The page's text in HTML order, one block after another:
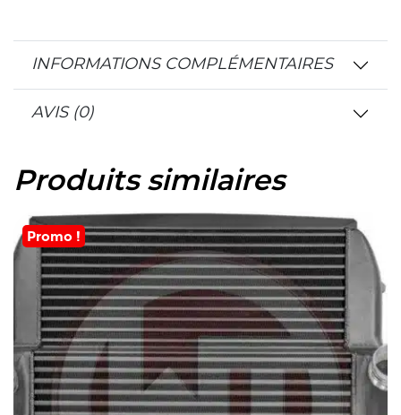
INFORMATIONS COMPLÉMENTAIRES
AVIS (0)
Produits similaires
Promo !